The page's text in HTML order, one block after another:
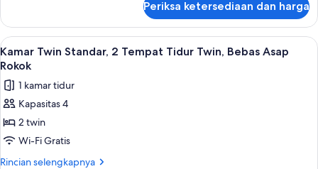
Kamar
Periksa ketersediaan dan harga
Lihat
semua
foto
untuk
Kamar
Twin
Standar,
2
Meja kerja, tirai kedap cahaya,
11
Kamar Twin Standar, 2 Tempat Tidur Twin, Bebas Asap
Rokok
1 kamar tidur
Kapasitas 4
2 twin
Wi-Fi Gratis
Rincian selengkapnya
Rincian